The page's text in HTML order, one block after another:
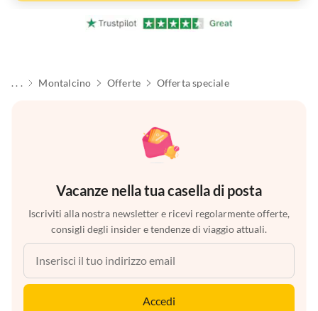
. . . Montalcino Offerte Offerta speciale
Vacanze nella tua casella di posta
Iscriviti alla nostra newsletter e ricevi regolarmente offerte,
consigli degli insider e tendenze di viaggio attuali.
Accedi